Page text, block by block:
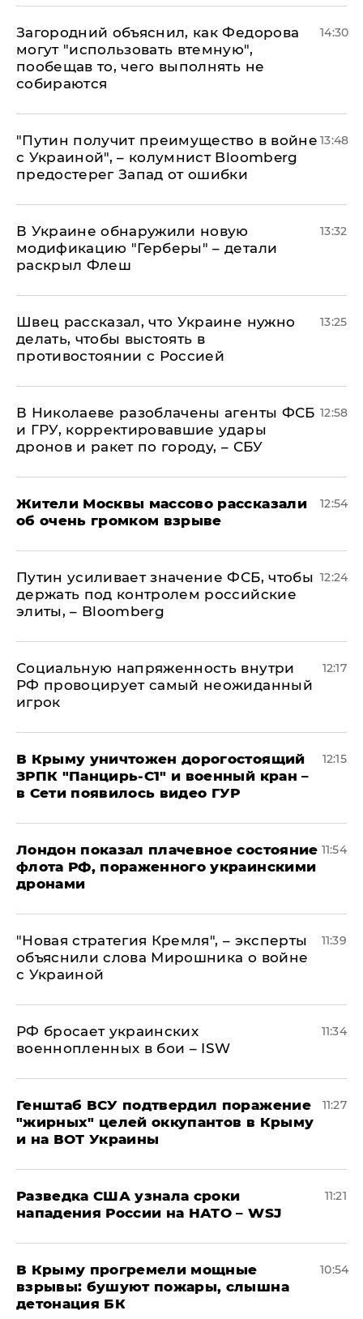
Загородний объяснил, как Федорова
могут "использовать втемную",
пообещав то, чего выполнять не
собираются
14:30
"Путин получит преимущество в войне
с Украиной", – колумнист Bloomberg
предостерег Запад от ошибки
13:48
В Украине обнаружили новую
модификацию "Герберы" – детали
раскрыл Флеш
13:32
Швец рассказал, что Украине нужно
делать, чтобы выстоять в
противостоянии с Россией
13:25
В Николаеве разоблачены агенты ФСБ
и ГРУ, корректировавшие удары
дронов и ракет по городу, – СБУ
12:58
Жители Москвы массово рассказали
об очень громком взрыве
12:54
Путин усиливает значение ФСБ, чтобы
держать под контролем российские
элиты, – Bloomberg
12:24
Социальную напряженность внутри
РФ провоцирует самый неожиданный
игрок
12:17
В Крыму уничтожен дорогостоящий
ЗРПК "Панцирь-С1" и военный кран –
в Сети появилось видео ГУР
12:15
Лондон показал плачевное состояние
флота РФ, пораженного украинскими
дронами
11:54
"Новая стратегия Кремля", – эксперты
объяснили слова Мирошника о войне
с Украиной
11:39
РФ бросает украинских
военнопленных в бои – ISW
11:34
Генштаб ВСУ подтвердил поражение
"жирных" целей оккупантов в Крыму
и на ВОТ Украины
11:27
Разведка США узнала сроки
нападения России на НАТО – WSJ
11:21
В Крыму прогремели мощные
взрывы: бушуют пожары, слышна
детонация БК
10:54